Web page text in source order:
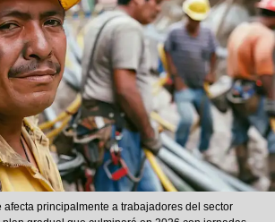
afecta principalmente a trabajadores del sector